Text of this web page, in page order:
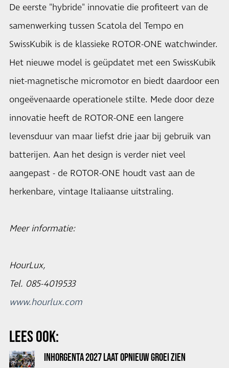
De eerste "hybride" innovatie die profiteert van de
samenwerking tussen Scatola del Tempo en
SwissKubik is de klassieke ROTOR-ONE watchwinder.
Het nieuwe model is geüpdatet met een SwissKubik
niet-magnetische micromotor en biedt daardoor een
ongeëvenaarde operationele stilte. Mede door deze
innovatie heeft de ROTOR-ONE een langere
levensduur van maar liefst drie jaar bij gebruik van
batterijen. Aan het design is verder niet veel
aangepast - de ROTOR-ONE houdt vast aan de
herkenbare, vintage Italiaanse uitstraling.
Meer informatie:
HourLux,
Tel. 085-4019533
www.hourlux.com
LEES OOK:
INHORGENTA 2027 LAAT OPNIEUW GROEI ZIEN